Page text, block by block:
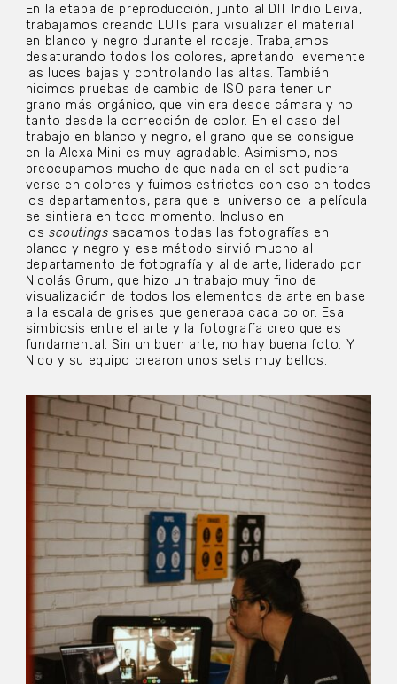
En la etapa de preproducción, junto al DIT Indio Leiva,
trabajamos creando LUTs para visualizar el material
en blanco y negro durante el rodaje. Trabajamos
desaturando todos los colores, apretando levemente
las luces bajas y controlando las altas. También
hicimos pruebas de cambio de ISO para tener un
grano más orgánico, que viniera desde cámara y no
tanto desde la corrección de color. En el caso del
trabajo en blanco y negro, el grano que se consigue
en la Alexa Mini es muy agradable. Asimismo, nos
preocupamos mucho de que nada en el set pudiera
verse en colores y fuimos estrictos con eso en todos
los departamentos, para que el universo de la película
se sintiera en todo momento. Incluso en
losscoutings sacamos todas las fotografías en
blanco y negro y ese método sirvió mucho al
departamento de fotografía y al de arte, liderado por
Nicolás Grum, que hizo un trabajo muy fino de
visualización de todos los elementos de arte en base
a la escala de grises que generaba cada color. Esa
simbiosis entre el arte y la fotografía creo que es
fundamental. Sin un buen arte, no hay buena foto. Y
Nico y su equipo crearon unos sets muy bellos.